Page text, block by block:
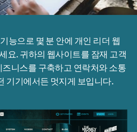
능으로 몇 분 안에 개인 리더 웹
요. 귀하의 웹사이트를 잠재 고객
니스를 구축하고 연락처와 소통
기기에서든 멋지게 보입니다.